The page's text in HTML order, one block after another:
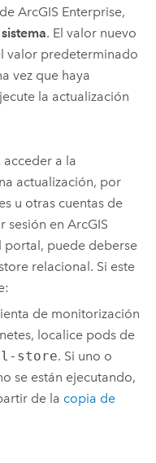
ArcGIS Enterprise,
. El valor nuevo
valor predeterminado
vez que haya
la actualización
a la
actualización, por
u otras cuentas de
sesión enArcGIS
portal, puede deberse
relacional. Si este
de monitorización
, localice pods de
store. Si uno o
se están ejecutando,
de la copia de